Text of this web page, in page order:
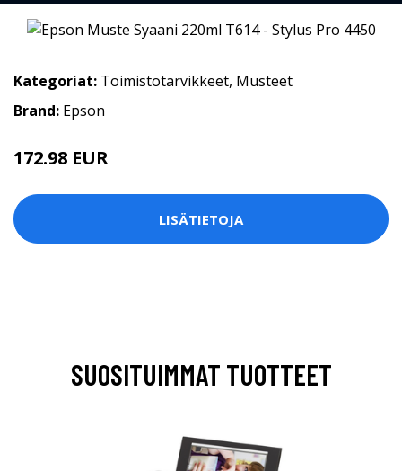
Kategoriat: Toimistotarvikkeet, Musteet
Brand: Epson
172.98 EUR
LISÄTIETOJA
SUOSITUIMMAT TUOTTEET